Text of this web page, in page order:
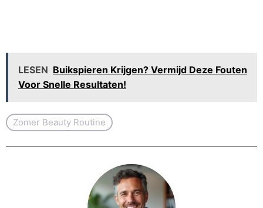
LESEN Buikspieren Krijgen? Vermijd Deze Fouten
Voor Snelle Resultaten!
Zomer Beauty Routine